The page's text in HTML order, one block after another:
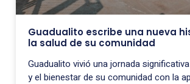
Guadualito escribe una nueva
la salud de su comunidad
Guadualito vivió una jornada
y el bienestar de su comunidad con la